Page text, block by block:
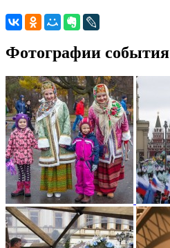
Фотографии события